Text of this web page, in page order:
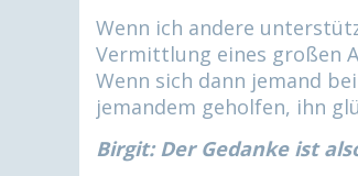
Wenn ich andere
Vermittlung eines großen
Wenn sich dann jemand
jemandem geholfen, ihn
Birgit: Der Gedanke ist